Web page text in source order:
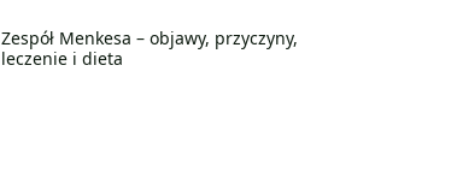
Zespół Menkesa – objawy, przyczyny,
leczenie i dieta